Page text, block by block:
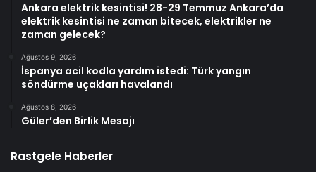
Ankara elektrik kesintisi! 28-29 Temmuz Ankara’da
elektrik kesintisi ne zaman bitecek, elektrikler ne
zaman gelecek?
Ağustos 9, 2026
İspanya acil kodla yardım istedi: Türk yangın
söndürme uçakları havalandı
Ağustos 8, 2026
Güler’den Birlik Mesajı
Rastgele Haberler